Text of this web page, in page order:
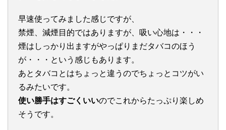
早速使ってみました感じですが、
禁煙、減煙目的ではありますが、吸い心地は・・・
煙はしっかり出ますがやっぱりまだタバコのほう
が・・・という感じもあります。
あとタバコとはちょっと違うのでちょっとコツがい
るみたいです。
使い勝手はすごくいいのでこれからたっぷり楽しめ
そうです。